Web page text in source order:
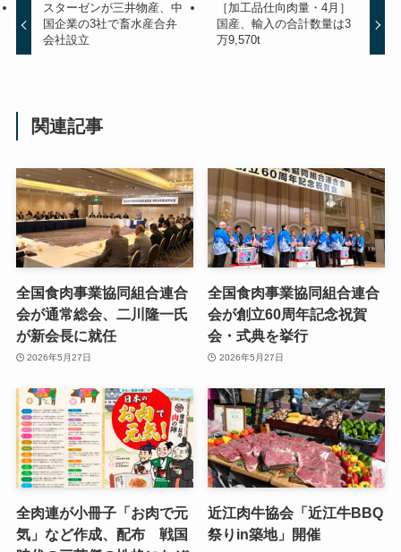
スターゼンが三井物産、中
国企業の3社で畜水産合弁
会社設立
［加工品仕向肉量・4月］
国産、輸入の合計数量は3
万9,570t
関連記事
全国食肉事業協同組合連合
会が通常総会、二川隆一氏
が新会長に就任
2026年5月27日
全国食肉事業協同組合連合
会が創立60周年記念祝賀
会・式典を挙行
2026年5月27日
全肉連が小冊子「お肉で元
気」など作成、配布 戦国
近江肉牛協会「近江牛BBQ
祭りin築地」開催